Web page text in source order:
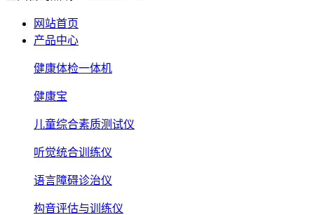
网站首页
产品中心
健康体检一体机
健康宝
儿童综合素质测试仪
听觉统合训练仪
语言障碍诊治仪
构音评估与训练仪